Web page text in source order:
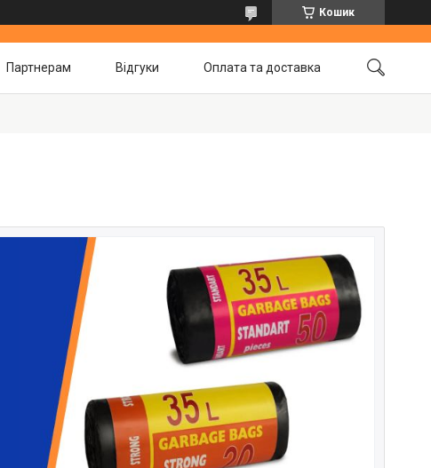
Кошик
Партнерам Відгуки Оплата та доставка